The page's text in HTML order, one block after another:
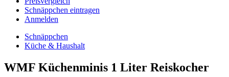
Schnäppchen eintragen
Anmelden
Schnäppchen
Küche & Haushalt
WMF Küchenminis 1 Liter Reiskocher